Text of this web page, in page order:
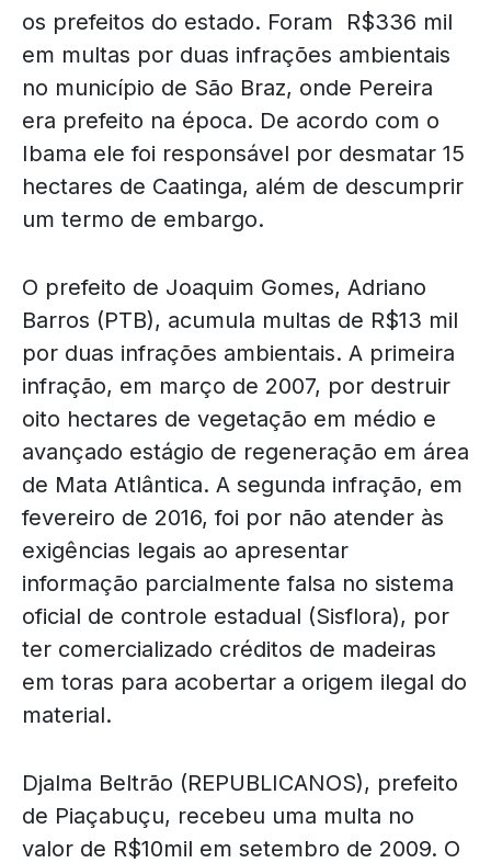
os prefeitos do estado. Foram R$336 mil
em multas por duas infrações ambientais
no município de São Braz, onde Pereira
era prefeito na época. De acordo com o
Ibama ele foi responsável por desmatar 15
hectares de Caatinga, além de descumprir
um termo de embargo.
O prefeito de Joaquim Gomes, Adriano
Barros (PTB), acumula multas de R$13 mil
por duas infrações ambientais. A primeira
infração, em março de 2007, por destruir
oito hectares de vegetação em médio e
avançado estágio de regeneração em área
de Mata Atlântica. A segunda infração, em
fevereiro de 2016, foi por não atender às
exigências legais ao apresentar
informação parcialmente falsa no sistema
oficial de controle estadual (Sisflora), por
ter comercializado créditos de madeiras
em toras para acobertar a origem ilegal do
material.
Djalma Beltrão (REPUBLICANOS), prefeito
de Piaçabuçu, recebeu uma multa no
valor de R$10mil em setembro de 2009. O